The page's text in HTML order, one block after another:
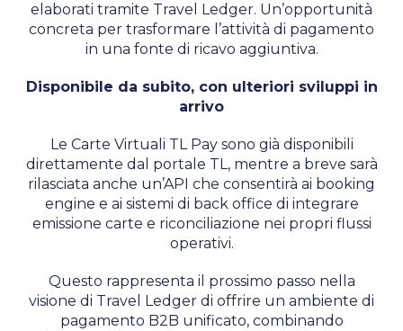
elaborati tramite Travel Ledger. Un’opportunità
concreta per trasformare l’attività di pagamento
in una fonte di ricavo aggiuntiva.
Disponibile da subito, con ulteriori sviluppi in
arrivo
Le Carte Virtuali TL Pay sono già disponibili
direttamente dal portale TL, mentre a breve sarà
rilasciata anche un’API che consentirà ai booking
engine e ai sistemi di back office di integrare
emissione carte e riconciliazione nei propri flussi
operativi.
Questo rappresenta il prossimo passo nella
visione di Travel Ledger di offrire un ambiente di
pagamento B2B unificato, combinando